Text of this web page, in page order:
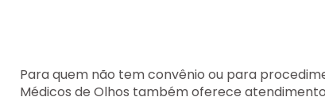
Para quem não tem convênio ou para
Médicos de Olhos também oferece